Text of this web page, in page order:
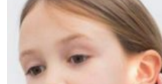
DÜNYA
EKONOMİ